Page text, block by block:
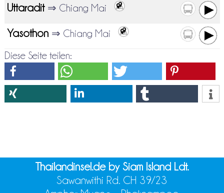
Uttaradit ⇒ Chiang Mai
Yasothon ⇒ Chiang Mai
Diese Seite teilen:
Thailandinsel.de by Siam Island Ldt.
Sawanwithi Rd. CH 39/23